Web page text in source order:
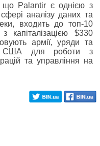
що Palantir є однією з
аналізу даних та
входить до топ-10
капіталізацією $330
армії, уряди та
США для роботи з
та управління на